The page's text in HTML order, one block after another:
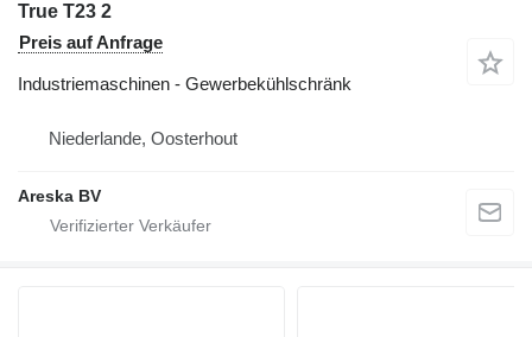
True T23 2
Preis auf Anfrage
Industriemaschinen - Gewerbekühlschränk
Niederlande, Oosterhout
Areska BV